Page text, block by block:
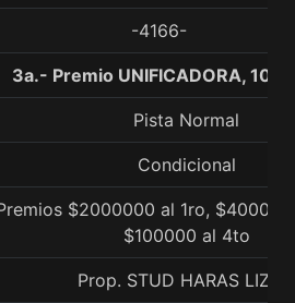
-4166-
3a.- Premio UNIFICADORA,
Pista Normal
Condicional
$2000000 al 1ro,
$100000 al 4to
Prop. STUD HARAS LIZZIE